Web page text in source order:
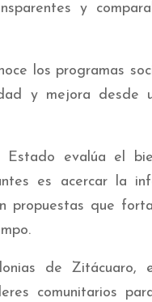
y
los programas
y mejora desde
evalúa el
es acercar la
propuestas que
de Zitácuaro,
comunitarios